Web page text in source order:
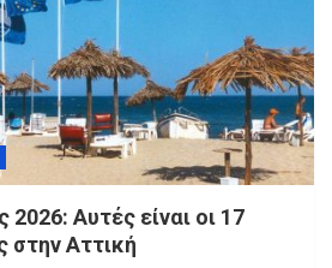
2026: Αυτές είναι οι 17
στην Αττική